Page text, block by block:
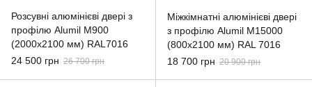
Розсувні алюмінієві двері з
профілю Alumil M900
(2000x2100 мм) RAL7016
24 500 грн 26 700 грн
Міжкімнатні алюмінієві двері
з профілю Alumil M15000
(800x2100 мм) RAL 7016
18 700 грн 20 900 грн